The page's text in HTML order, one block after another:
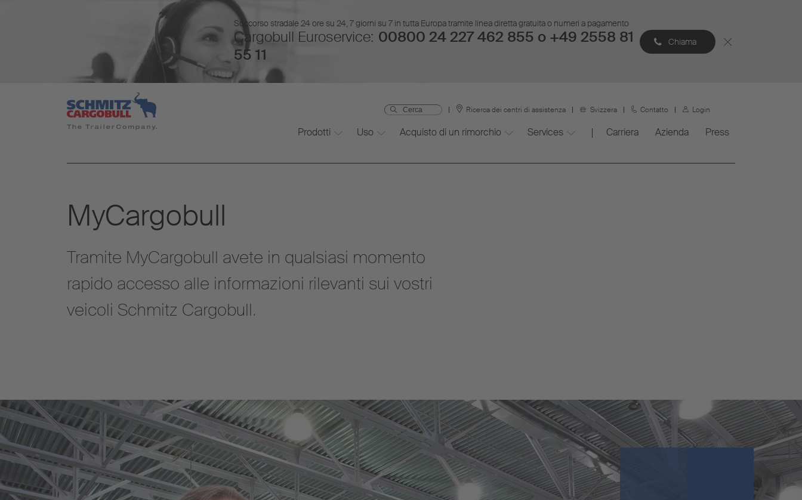
Soccorso stradale 24 ore su 24, 7 giorni su 7 in tutta Europa tramite linea diretta gratuita o numeri a pagamento
Cargobull Euroservice: 00800 24 227 462 855 o +49 2558 81
55 11
Chiama
Ricerca dei centri di assistenza Svizzera Contatto Login
Prodotti Uso Acquisto di un rimorchio Services Carriera Azienda Press
MyCargobull
Tramite MyCargobull avete in qualsiasi momento
rapido accesso alle informazioni rilevanti sui vostri
veicoli Schmitz Cargobull.